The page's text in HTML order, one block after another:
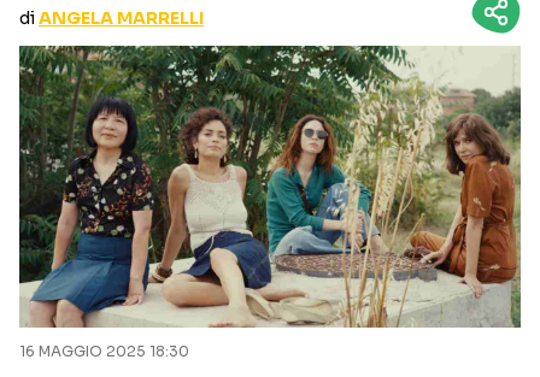
RECENSIONI
Seguici sui social
diANGELA MARRELLI
16 MAGGIO 2025 18:30